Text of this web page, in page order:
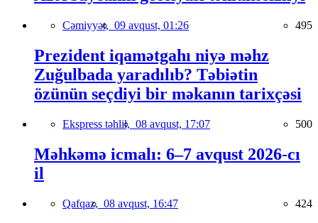
Cəmiyyət, 09 avqust, 01:26 495
Prezident iqamətgahı niyə məhz
Zuğulbada yaradılıb? Təbiətin
özünün seçdiyi bir məkanın tarixçəsi
Ekspress təhlil, 08 avqust, 17:07 500
Məhkəmə icmalı: 6–7 avqust 2026-cı
il
Qafqaz, 08 avqust, 16:47 424